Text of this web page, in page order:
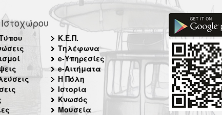
Κ.Ε.Π.
Τηλέφωνα
e-Υπηρεσίες
e-Αιτήματα
Η Πόλη
Ιστορία
Κνωσός
Μουσεία